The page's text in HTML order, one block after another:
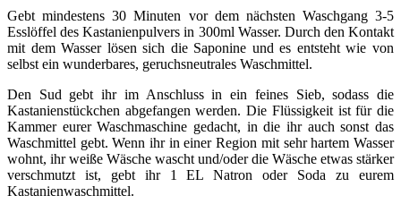
Gebt mindestens 30 Minuten vor dem nächsten Waschgang 3-5
Esslöffel des Kastanienpulvers in 300ml Wasser. Durch den Kontakt
mit dem Wasser lösen sich die Saponine und es entsteht wie von
selbst ein wunderbares, geruchsneutrales Waschmittel.
Den Sud gebt ihr im Anschluss in ein feines Sieb, sodass die
Kastanienstückchen abgefangen werden. Die Flüssigkeit ist für die
Kammer eurer Waschmaschine gedacht, in die ihr auch sonst das
Waschmittel gebt. Wenn ihr in einer Region mit sehr hartem Wasser
wohnt, ihr weiße Wäsche wascht und/oder die Wäsche etwas stärker
verschmutzt ist, gebt ihr 1 EL Natron oder Soda zu eurem
Kastanienwaschmittel.